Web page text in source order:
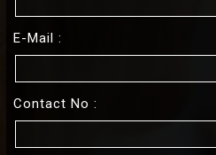
E-Mail :
Contact No :